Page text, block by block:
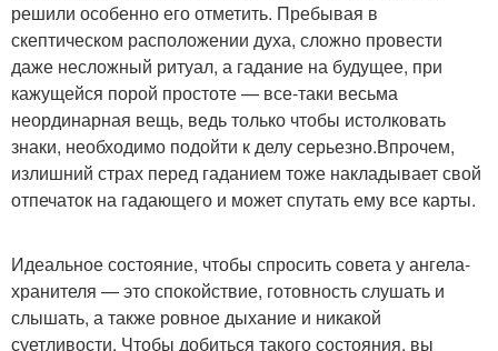
решили особенно его отметить. Пребывая в
скептическом расположении духа, сложно провести
даже несложный ритуал, а гадание на будущее, при
кажущейся порой простоте — все-таки весьма
неординарная вещь, ведь только чтобы истолковать
знаки, необходимо подойти к делу серьезно.Впрочем,
излишний страх перед гаданием тоже накладывает свой
отпечаток на гадающего и может спутать ему все карты.
Идеальное состояние, чтобы спросить совета у ангела-
хранителя — это спокойствие, готовность слушать и
слышать, а также ровное дыхание и никакой
суетливости. Чтобы добиться такого состояния, вы